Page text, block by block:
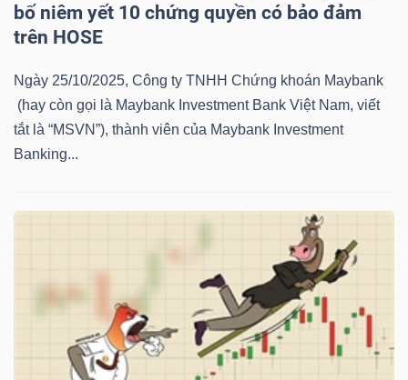
bố niêm yết 10 chứng quyền có bảo đảm
trên HOSE
Ngày 25/10/2025, Công ty TNHH Chứng khoán Maybank
(hay còn gọi là Maybank Investment Bank Việt Nam, viết
tắt là “MSVN”), thành viên của Maybank Investment
Banking...
VẬT
LIỆU
CÔNG
TIÊU
DÙNG
KHÔNG
THIẾT